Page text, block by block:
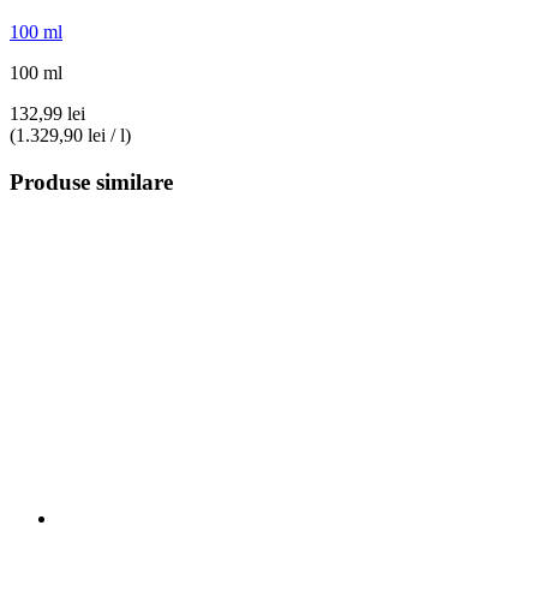
100 ml
100 ml
132,99 lei
(1.329,90 lei / l)
Produse similare